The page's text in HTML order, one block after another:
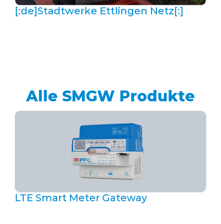
[:de]Stadtwerke Ettlingen Netz[:]
Alle SMGW Produkte
LTE Smart Meter Gateway